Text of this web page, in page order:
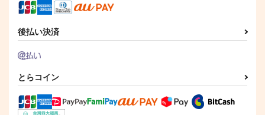
後払い決済
とらコイン